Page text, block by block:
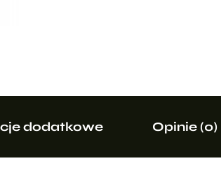
dodatkowe Opinie (0)